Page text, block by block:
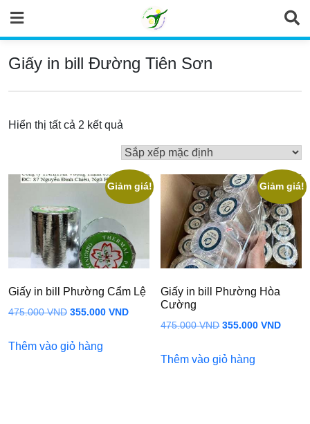
content
Giấy in bill Đường Tiên Sơn
Hiển thị tất cả 2 kết quả
Giảm giá!
Giấy in bill Phường Cẩm Lệ
475.000VND Giá
là:
355.000 VNDGiá
Thêm vào giỏ hàng
Giảm giá!
Giấy in bill Phường Hòa
Cường
475.000VND Giá
là:
355.000VNDGiá
Thêm vào giỏ hàng